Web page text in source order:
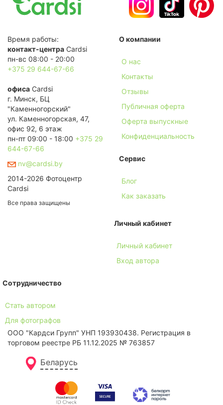
Время работы:
контакт-центра Cardsi
пн-вс 08:00 - 20:00
+375 29 644-67-66
офиса Cardsi
г. Минск, БЦ
"Каменногорский"
ул. Каменногорская, 47,
офис 92, 6 этаж
пн-пт 09:00 - 18:00 +375 29
644-67-66
nv@cardsi.by
2014-2026 Фотоцентр
Cardsi
Все права защищены
О компании
О нас
Контакты
Отзывы
Публичная оферта
Оферта выпускные
Конфиденциальность
Сервис
Блог
Как заказать
Личный кабинет
Личный кабинет
Вход автора
Сотрудничество
Стать автором
Для фотографов
ООО "Кардси Групп" УНП 193930438. Региcтрация в
торговом реестре РБ 11.12.2025 № 763857
Беларусь